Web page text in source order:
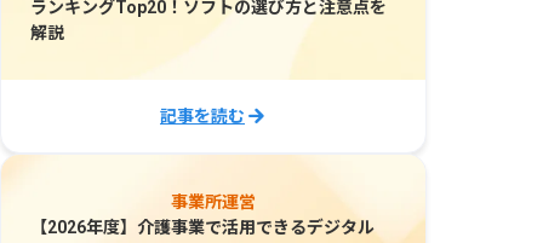
ランキングTop20！ソフトの選び方と注意点を
解説
記事を読む
事業所運営
【2026年度】介護事業で活用できるデジタル